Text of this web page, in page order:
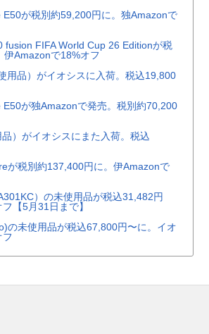
E50が税別約59,200円に。独Amazonで
fusion FIFA World Cup 26 Editionが税
伊Amazonで18%オフ
用品）がイオシスに入荷。税込19,800
E50が独Amazonで発売。税別約70,200
）がイオシスにまた入荷。税込
が税別約137,400円に。伊Amazonで
）の未使用品が税込31,482円
【5月31日まで】
の未使用品が税込67,800円〜に。イオ
フ